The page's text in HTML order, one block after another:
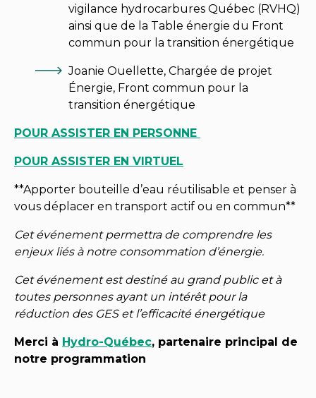
vigilance hydrocarbures Québec (RVHQ)
ainsi que de la Table énergie du Front
commun pour la transition énergétique
Joanie Ouellette, Chargée de projet
Énergie, Front commun pour la
transition énergétique
POUR ASSISTER EN PERSONNE
POUR ASSISTER EN VIRTUEL
**Apporter bouteille d’eau réutilisable et penser à
vous déplacer en transport actif ou en commun**
Cet événement permettra de comprendre les
enjeux liés à notre consommation d’énergie.
Cet événement est destiné au grand public et à
toutes personnes ayant un intérêt pour la
réduction des GES et l’efficacité énergétique
Merci à Hydro-Québec, partenaire principal de
notre programmation